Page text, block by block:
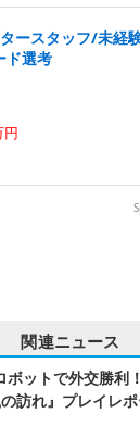
ースタッフ/未経
ド選考
円
関連ニュース
ボットで外交勝利
訪れ』プレイレ